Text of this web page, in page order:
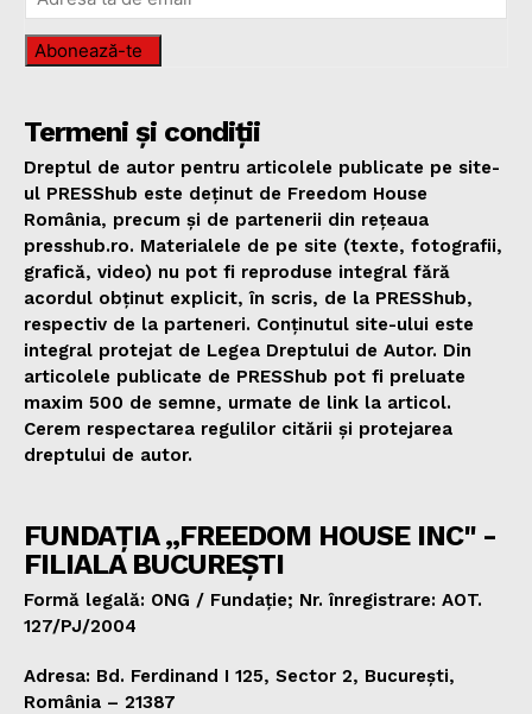
Abonează-te
Termeni și condiții
Dreptul de autor pentru articolele publicate pe site-
ul PRESShub este deținut de Freedom House
România, precum și de partenerii din rețeaua
presshub.ro. Materialele de pe site (texte, fotografii,
grafică, video) nu pot fi reproduse integral fără
acordul obținut explicit, în scris, de la PRESShub,
respectiv de la parteneri. Conținutul site-ului este
integral protejat de Legea Dreptului de Autor. Din
articolele publicate de PRESShub pot fi preluate
maxim 500 de semne, urmate de link la articol.
Cerem respectarea regulilor citării și protejarea
dreptului de autor.
FUNDAȚIA „FREEDOM HOUSE INC" -
FILIALA BUCUREȘTI
Formă legală: ONG / Fundație; Nr. înregistrare: AOT.
127/PJ/2004
Adresa: Bd. Ferdinand I 125, Sector 2, București,
România – 21387